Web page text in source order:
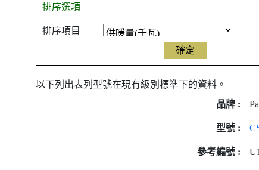
排序選項
排序項目
以下列出表列型號在現有級別標準下的資料。